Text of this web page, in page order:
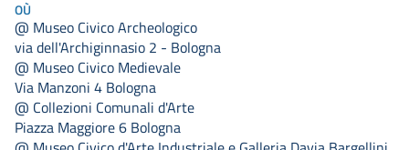
OÙ
@ Museo Civico Archeologico
via dell'Archiginnasio 2 - Bologna
@ Museo Civico Medievale
Via Manzoni 4 Bologna
@ Collezioni Comunali d'Arte
Piazza Maggiore 6 Bologna